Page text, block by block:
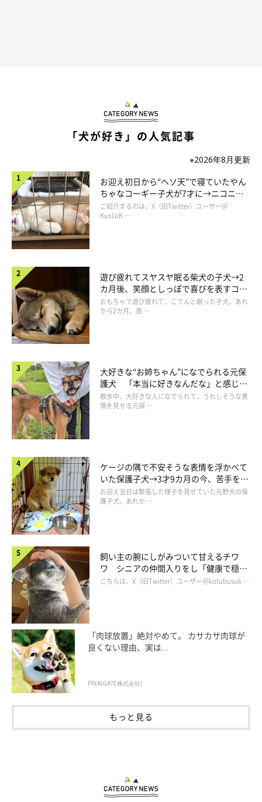
降りられないことに気付くまでは、ぺこちゃんもとっても楽しい
飼い主さん：
「このとき通った道は初めての散歩コースだったので、楽しくて
周りが見えていなかったのだと思います。
なくなっていたので、悲しそうに助けを求める顔をしていまし
た」
見上げるぺこちゃん
＠kuroshibapeko
じつは、ぺこちゃんが高い場所から降りられなくなるのは、今回
が初めてではなく、初めて歩く道を通るときは、同じようなこと
をよくやるとのこと。
「犬が好き」の人気記事
※2026年8月更新
お迎え初日から“ヘソ天”で寝ていたやん
ちゃなコーギー子犬が7才に→ニコニ
コ“コーギースマイル”が魅力のコに成
長！
ご紹介するのは、X（旧Twitter）ユーザー＠
Kus1oK …
遊び疲れてスヤスヤ眠る柴犬の子犬→2
カ月後、笑顔としっぽで喜びを表すコに
成長！
おもちゃで遊び疲れて、こてんと眠った子犬。あれ
から2カ月、表 …
大好きな“お姉ちゃん”になでられる元保
護犬 「本当に好きなんだな」と感じる
表情にほっこり
散歩中、大好きな人になでられて、うれしそうな表
情を見せる元保 …
ケージの隅で不安そうな表情を浮かべて
いた保護子犬→3才9カ月の今、苦手を克
服し頼もしいコに成長！
お迎え当日は緊張した様子を見せていた元野犬の保
護子犬。あれか …
飼い主の腕にしがみついて甘えるチワ
ワ シニアの仲間入りをし「健康で穏や
かな暮らしが続いてほしい」と願う
こちらは、X（旧Twitter）ユーザー＠kotubusuk …
「肉球放置」絶対やめて。 カサカサ肉球が
良くない理由、実は...
PR(AIGATE株式会社)
もっと見る